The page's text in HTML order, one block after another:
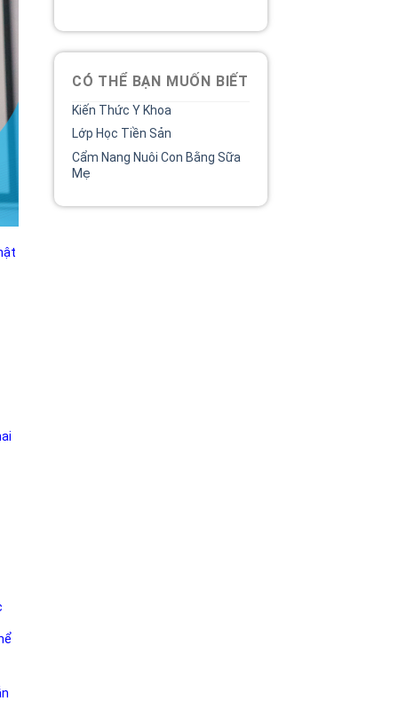
CÓ THỂ BẠN MUỐN BIẾT
Kiến Thức Y Khoa
Lớp Học Tiền Sản
Cẩm Nang Nuôi Con Bằng Sữa
Mẹ